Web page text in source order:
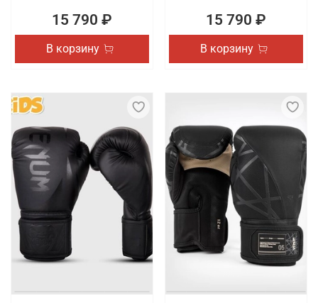
15 790 ₽
В корзину
15 790 ₽
В корзину